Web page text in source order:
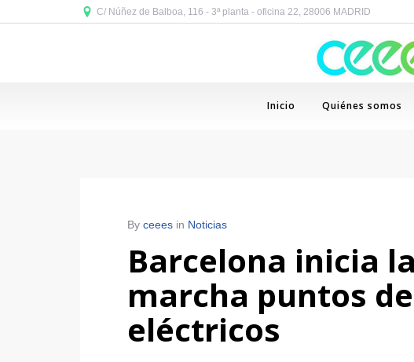
C/ Núñez de Balboa, 116 - 3ª planta - oficina 22, 28006 MADRID
Inicio Quiénes somos
By ceees in Noticias
Barcelona inicia
marcha puntos
eléctricos